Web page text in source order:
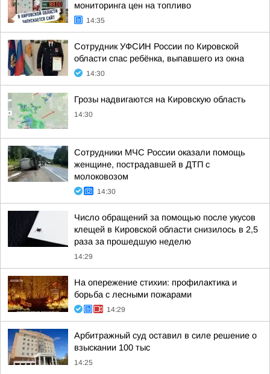
мониторинга цен на топливо
14:35
Сотрудник УФСИН России по Кировской
области спас ребёнка, выпавшего из окна
14:30
Грозы надвигаются на Кировскую область
14:30
Сотрудники МЧС России оказали помощь
женщине, пострадавшей в ДТП с
молоковозом
14:30
Число обращений за помощью после укусов
клещей в Кировской области снизилось в 2,5
раза за прошедшую неделю
14:29
На опережение стихии: профилактика и
борьба с лесными пожарами
14:29
Арбитражный суд оставил в силе решение о
взыскании 100 тыс
14:25